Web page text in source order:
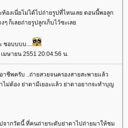
องเนี่ยไม่ได้ไปถ่ายรูปที่ไหนเลย ตอนนี้พอลูก
ๆ ก็เลยถ่ายรูปลูกเก็บไว้ซะเล
ชอบบบบ....
ษายน 2551 20:04:56 น.
ชีพครับ ..ถ่ายสวยจนครองสายสะพายแล้ว
ไม่ต้อง ย่าดามีเยอะแล้ว ย่าดาอยากจะทำบุญ
ากวัดนี้ ที่คนถ่ายระดับย่าดาไปถ่ายมาให้ชม